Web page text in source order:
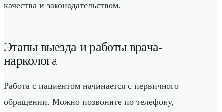
качества и законодательством.
Этапы выезда и работы врача-
нарколога
Работа с пациентом начинается с первичного
обращении. Можно позвоните по телефону,